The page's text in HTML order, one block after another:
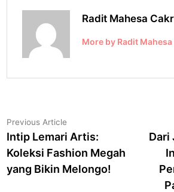
Radit Mahesa
More by Radit
Navigasi
pos
Previous Article
article:
Intip Lemari Artis:
Koleksi Fashion Megah
yang Bikin Melongo!
Dari